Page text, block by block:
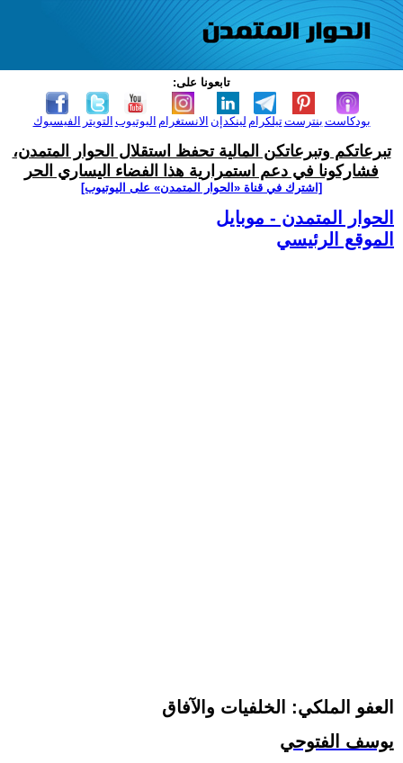
تابعونا على:
الفيسبوك التويتر اليوتيوب الانستغرام لينكدإن تيلكرامبنترست بودكاست
تبرعاتكم وتبرعاتكن المالية تحفظ استقلال الحوار المتمدن،
فشاركونا في دعم استمرارية هذا الفضاء اليساري الحر
[اشترك في قناة ‫«الحوار المتمدن» على اليوتيوب]
الحوار المتمدن - موبايل
الموقع الرئيسي
العفو الملكي: الخلفيات والآفاق
يوسف الفتوحي